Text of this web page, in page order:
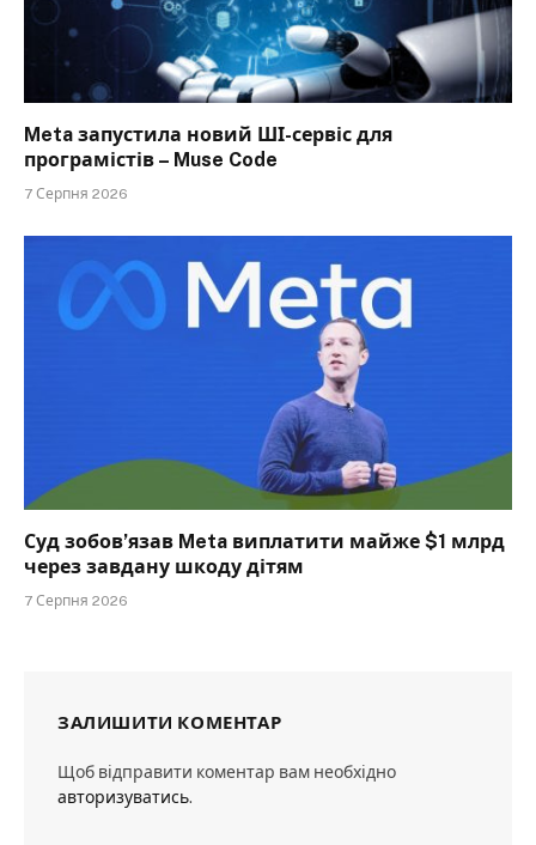
Meta запустила новий ШІ-сервіс для
програмістів – Muse Code
7 Серпня 2026
Суд зобов’язав Meta виплатити майже $1 млрд
через завдану шкоду дітям
7 Серпня 2026
ЗАЛИШИТИ КОМЕНТАР
Щоб відправити коментар вам необхідно
авторизуватись.